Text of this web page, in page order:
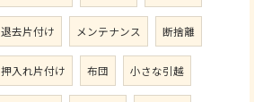
退去片付け メンテナンス 断捨離
押入れ片付け 布団 小さな引越